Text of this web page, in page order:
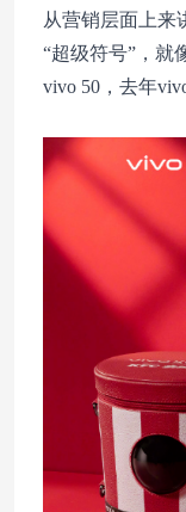
从营销层面上来
“超级符号”，就
vivo 50，去年